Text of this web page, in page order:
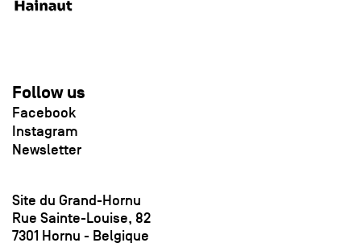
Follow us
Facebook
Instagram
Newsletter
Site du Grand-Hornu
Rue Sainte-Louise, 82
7301 Hornu - Belgique